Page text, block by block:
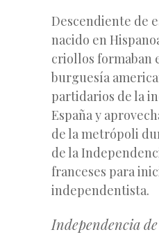
Descendiente de
nacido en
criollos formaban
burguesía
partidarios de la
España y
de la metrópoli
de la
franceses para
independentista.
Independencia